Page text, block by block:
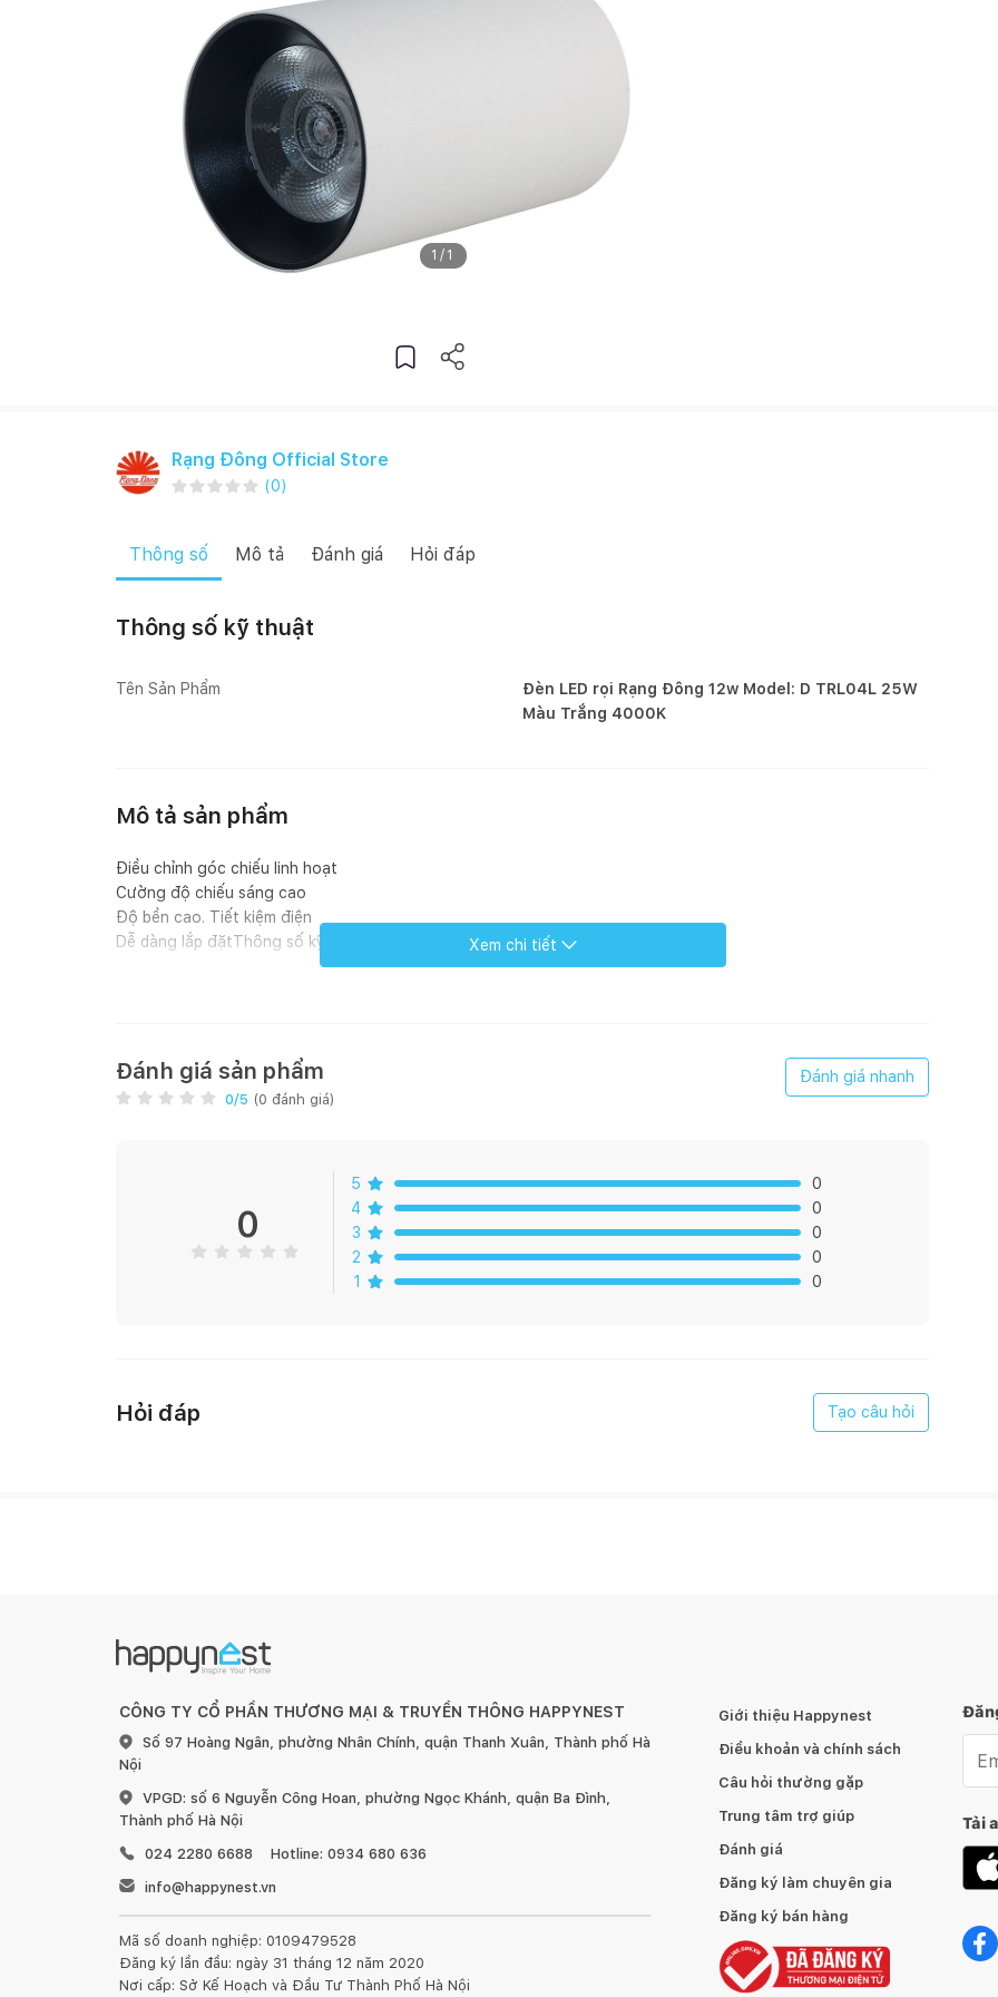
1 / 1
Rạng Đông Official Store
(0)
Thông số Mô tả Đánh giá Hỏi đáp
Thông số kỹ thuật
Tên Sản Phẩm
Đèn LED rọi Rạng Đông 12w Model: D TRL04L 25W
Màu Trắng 4000K
Mô tả sản phẩm
Điều chỉnh góc chiếu linh hoạt
Cường độ chiếu sáng cao
Độ bền cao. Tiết kiệm điện
Dễ dàng lắp đặtThông số kỹ thuật:
Màu ánh sáng: 3000K/4000K/5000K
Tuổi thọ (giờ): 25000 (L70)
Kích thước (DxHxL) mm: 90x180x140 mm
Tư vấn sử dụng
- Tuổi thọ dài, giảm tần suất và chi phí thay thế, bảo dưỡng
- Ít phát nhiệt, không làm nóng bề mặt đèn và môi trường xung quanh
Ứng dụng
- Là giải pháp tối ưu cho chiếu sáng điểm, rọi trong các cửa hàng thời trang, siêu thị, trung tâm thương mại,
Giá sản phẩm trên Tiki đã bao gồm thuế theo luật hiện hành. Tuy nhiên tuỳ vào từng loại sản phẩm hoặc
phương thức, địa chỉ giao hàng mà có thể phát sinh thêm chi phí khác như phí vận chuyển, phụ phí hàng cồng
kềnh, .....
Xem chi tiết
Đánh giá sản phẩm
0/5 (0 đánh giá)
Đánh giá nhanh
0
5
0
4
0
3
0
2
0
1
0
Hỏi đáp Tạo câu hỏi
CÔNG TY CỔ PHẦN THƯƠNG MẠI & TRUYỀN THÔNG HAPPYNEST
Số 97 Hoàng Ngân, phường Nhân Chính, quận Thanh Xuân, Thành phố Hà
Nội
VPGD: số 6 Nguyễn Công Hoan, phường Ngọc Khánh, quận Ba Đình,
Thành phố Hà Nội
024 2280 6688
Hotline: 0934 680 636
info@happynest.vn
Mã số doanh nghiệp: 0109479528
Đăng ký lần đầu: ngày 31 tháng 12 năm 2020
Nơi cấp: Sở Kế Hoạch và Đầu Tư Thành Phố Hà Nội
Giới thiệu Happynest
Điều khoản và chính sách
Câu hỏi thường gặp
Trung tâm trợ giúp
Đánh giá
Đăng ký làm chuyên gia
Đăng ký bán hàng
Tải